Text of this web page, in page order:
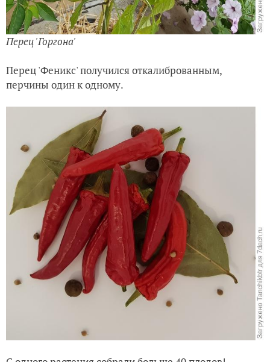
Перец 'Горгона'
Перец 'Феникс' получился откалиброванным,
перчины один к одному.